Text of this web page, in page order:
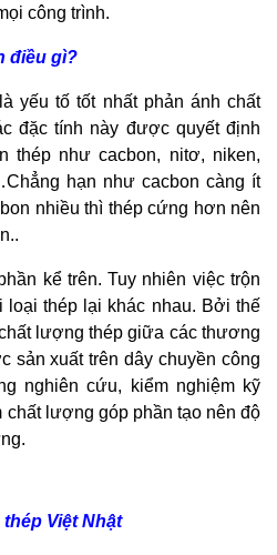
công trình.
điều gì?
yếu tố tốt nhất phản ánh chất
đặc tính này được quyết định
thép như cacbon, nitơ, niken,
hạn như cacbon càng ít
nhiều thì thép cứng hơn nên
kể trên. Tuy nhiên việc trộn
loại thép lại khác nhau. Bởi thế
lượng thép giữa các thương
sản xuất trên dây chuyền công
nghiên cứu, kiểm nghiệm kỹ
chất lượng góp phần tạo nên độ
Việt Nhật